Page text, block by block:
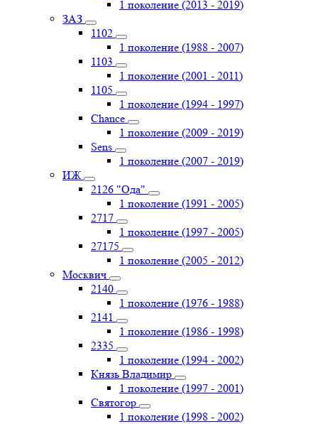
1 поколение (2013 - 2019)
ЗАЗ
1102
1 поколение (1988 - 2007)
1103
1 поколение (2001 - 2011)
1105
1 поколение (1994 - 1997)
Chance
1 поколение (2009 - 2019)
Sens
1 поколение (2007 - 2019)
ИЖ
2126 "Ода"
1 поколение (1991 - 2005)
2717
1 поколение (1997 - 2005)
27175
1 поколение (2005 - 2012)
Москвич
2140
1 поколение (1976 - 1988)
2141
1 поколение (1986 - 1998)
2335
1 поколение (1994 - 2002)
Князь Владимир
1 поколение (1997 - 2001)
Святогор
1 поколение (1998 - 2002)